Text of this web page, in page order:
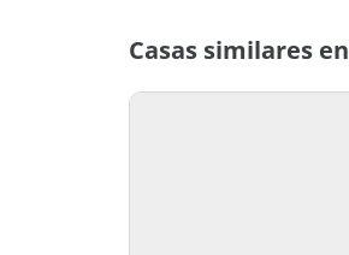
Casas similares